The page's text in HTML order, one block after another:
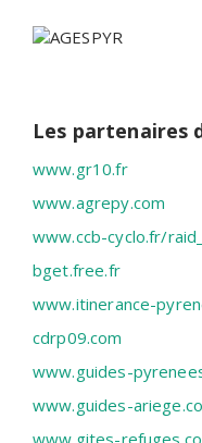
Les partenaires
www.gr10.fr
www.agrepy.com
www.ccb-cyclo.fr/
bget.free.fr
www.itinerance-
cdrp09.com
www.guides-
www.guides-